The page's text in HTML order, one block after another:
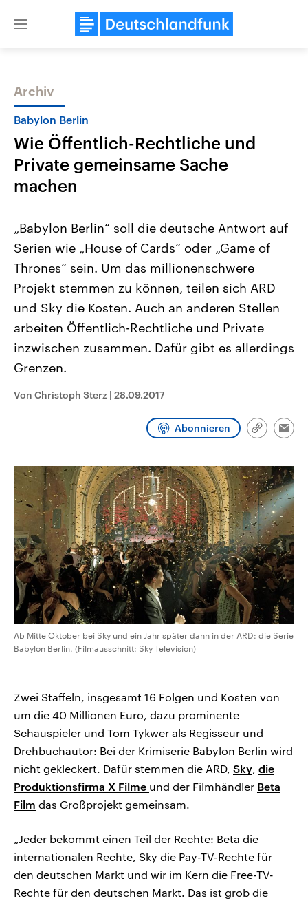
Close
Themen
2026
Alle Informationen
Sachsen-Anhalt wählt am 6.
September 2026 einen neuen
Landtag. Seit 2021 wird das
Bundesland von einer Koalition aus
CDU, SPD und FDP regiert.-
Umfragen, Prognosen,
und Hintergründe zu den Parteien
und Kandidaten der anstehenden
Wahl.
Aktuelle Beiträge,
Hintergründe
Wirtschaftlich und
gehören die Vereinigten
den mächtigsten Ländern
mit großem Einfluss auf
Sendungen Programm Podcasts
Archiv
Babylon Berlin
Wie Öffentlich-Rechtliche und
Private gemeinsame Sache
machen
„Babylon Berlin“ soll die deutsche Antwort auf
Serien wie „House of Cards“ oder „Game of
Thrones“ sein. Um das millionenschwere
Projekt stemmen zu können, teilen sich ARD
und Sky die Kosten. Auch an anderen Stellen
arbeiten Öffentlich-Rechtliche und Private
inzwischen zusammen. Dafür gibt es allerdings
Grenzen.
Von Christoph Sterz | 28.09.2017
Abonnieren
Link
Ab Mitte Oktober bei Sky und ein Jahr später dann in der ARD: die Serie
Babylon Berlin. (Filmausschnitt: Sky Television)
Zwei Staffeln, insgesamt 16 Folgen und Kosten von
um die 40 Millionen Euro, dazu prominente
Schauspieler und Tom Tykwer als Regisseur und
Drehbuchautor: Bei der Krimiserie Babylon Berlin wird
nicht gekleckert. Dafür stemmen die ARD, Sky, die
Produktionsfirma X Filme und der Filmhändler Beta
Film das Großprojekt gemeinsam.
„Jeder bekommt einen Teil der Rechte: Beta die
internationalen Rechte, Sky die Pay-TV-Rechte für
den deutschen Markt und wir im Kern die Free-TV-
Rechte für den deutschen Markt. Das ist grob die